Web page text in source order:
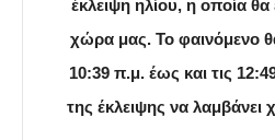
έκλειψη ηλίου, η οποία θα
χώρα μας. Το φαινόμενο
10:39 π.μ. έως και τις
της έκλειψης να λαμβάνει